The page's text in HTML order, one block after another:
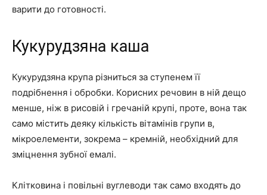
варити до готовності.
Кукурудзяна каша
Кукурудзяна крупа різниться за ступенем її
подрібнення і обробки. Корисних речовин в ній дещо
менше, ніж в рисовій і гречаній крупі, проте, вона так
само містить деяку кількість вітамінів групи в,
мікроелементи, зокрема – кремній, необхідний для
зміцнення зубної емалі.
Клітковина і повільні вуглеводи так само входять до